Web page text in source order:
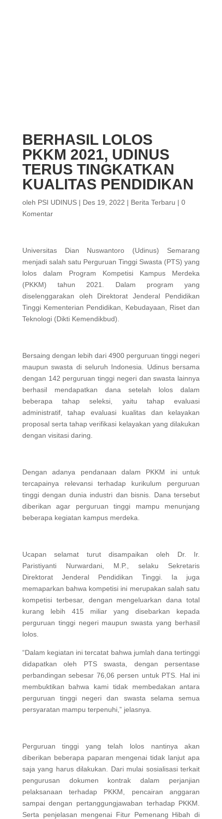
BERHASIL LOLOS
PKKM 2021, UDINUS
TERUS TINGKATKAN
KUALITAS PENDIDIKAN
oleh PSI UDINUS| Des 19, 2022 | Berita Terbaru | 0
Komentar
Universitas Dian Nuswantoro (Udinus) Semarang
menjadi salah satu Perguruan Tinggi Swasta (PTS) yang
lolos dalam Program Kompetisi Kampus Merdeka
(PKKM) tahun 2021. Dalam program yang
diselenggarakan oleh Direktorat Jenderal Pendidikan
Tinggi Kementerian Pendidikan, Kebudayaan, Riset dan
Teknologi (Dikti Kemendikbud).
Bersaing dengan lebih dari 4900 perguruan tinggi negeri
maupun swasta di seluruh Indonesia. Udinus bersama
dengan 142 perguruan tinggi negeri dan swasta lainnya
berhasil mendapatkan dana setelah lolos dalam
beberapa tahap seleksi, yaitu tahap evaluasi
administratif, tahap evaluasi kualitas dan kelayakan
proposal serta tahap verifikasi kelayakan yang dilakukan
dengan visitasi daring.
Dengan adanya pendanaan dalam PKKM ini untuk
tercapainya relevansi terhadap kurikulum perguruan
tinggi dengan dunia industri dan bisnis. Dana tersebut
diberikan agar perguruan tinggi mampu menunjang
beberapa kegiatan kampus merdeka.
Ucapan selamat turut disampaikan oleh Dr. Ir.
Paristiyanti Nurwardani, M.P., selaku Sekretaris
Direktorat Jenderal Pendidikan Tinggi. Ia juga
memaparkan bahwa kompetisi ini merupakan salah satu
kompetisi terbesar, dengan mengeluarkan dana total
kurang lebih 415 miliar yang disebarkan kepada
perguruan tinggi negeri maupun swasta yang berhasil
lolos.
“Dalam kegiatan ini tercatat bahwa jumlah dana tertinggi
didapatkan oleh PTS swasta, dengan persentase
perbandingan sebesar 76,06 persen untuk PTS. Hal ini
membuktikan bahwa kami tidak membedakan antara
perguruan tinggi negeri dan swasta selama semua
persyaratan mampu terpenuhi,” jelasnya.
Perguruan tinggi yang telah lolos nantinya akan
diberikan beberapa paparan mengenai tidak lanjut apa
saja yang harus dilakukan. Dari mulai sosialisasi terkait
pengurusan dokumen kontrak dalam perjanjian
pelaksanaan terhadap PKKM, pencairan anggaran
sampai dengan pertanggungjawaban terhadap PKKM.
Serta penjelasan mengenai Fitur Pemenang Hibah di